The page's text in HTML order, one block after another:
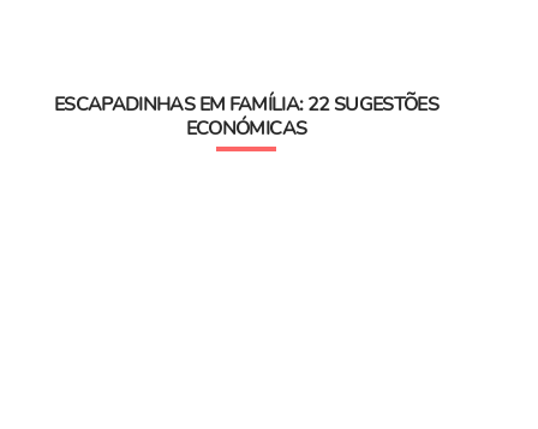
ESCAPADINHAS EM FAMÍLIA: 22 SUGESTÕES
ECONÓMICAS